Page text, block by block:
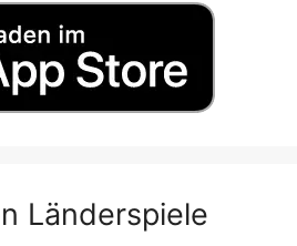
Länderspiele